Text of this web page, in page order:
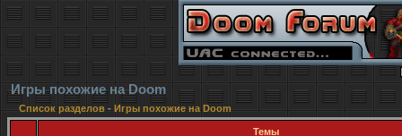
Игры похожие на Doom
Список разделов - Игры похожие на Doom
Темы